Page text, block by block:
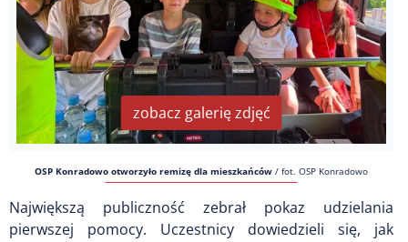
zobacz galerię zdjęć
OSP Konradowo otworzyło remizę dla mieszkańców / fot. OSP Konradowo
Największą publiczność zebrał pokaz udzielania
pierwszej pomocy. Uczestnicy dowiedzieli się, jak